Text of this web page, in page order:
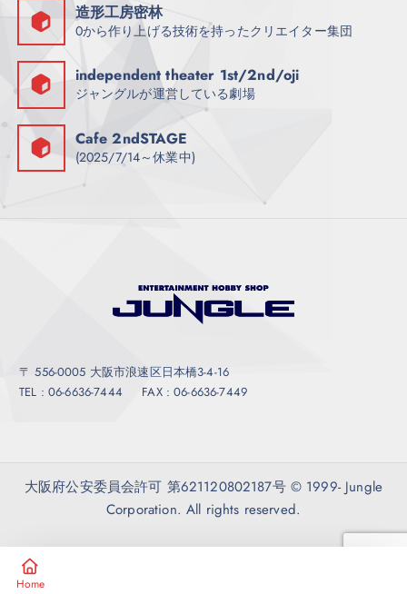
造形工房密林
0から作り上げる技術を持ったクリエイター集団
independent theater 1st/2nd/oji
ジャングルが運営している劇場
Cafe 2ndSTAGE
(2025/7/14～休業中)
〒 556-0005 大阪市浪速区日本橋3-4-16
TEL : 06-6636-7444 FAX : 06-6636-7449
大阪府公安委員会許可 第621120802187号 © 1999- Jungle
Corporation. All rights reserved.
Home